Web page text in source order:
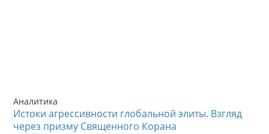
Аналитика
Истоки агрессивности глобальной элиты. Взгляд
через призму Священного Корана